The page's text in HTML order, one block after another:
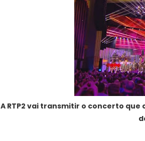
A RTP2 vai transmitir o concerto que